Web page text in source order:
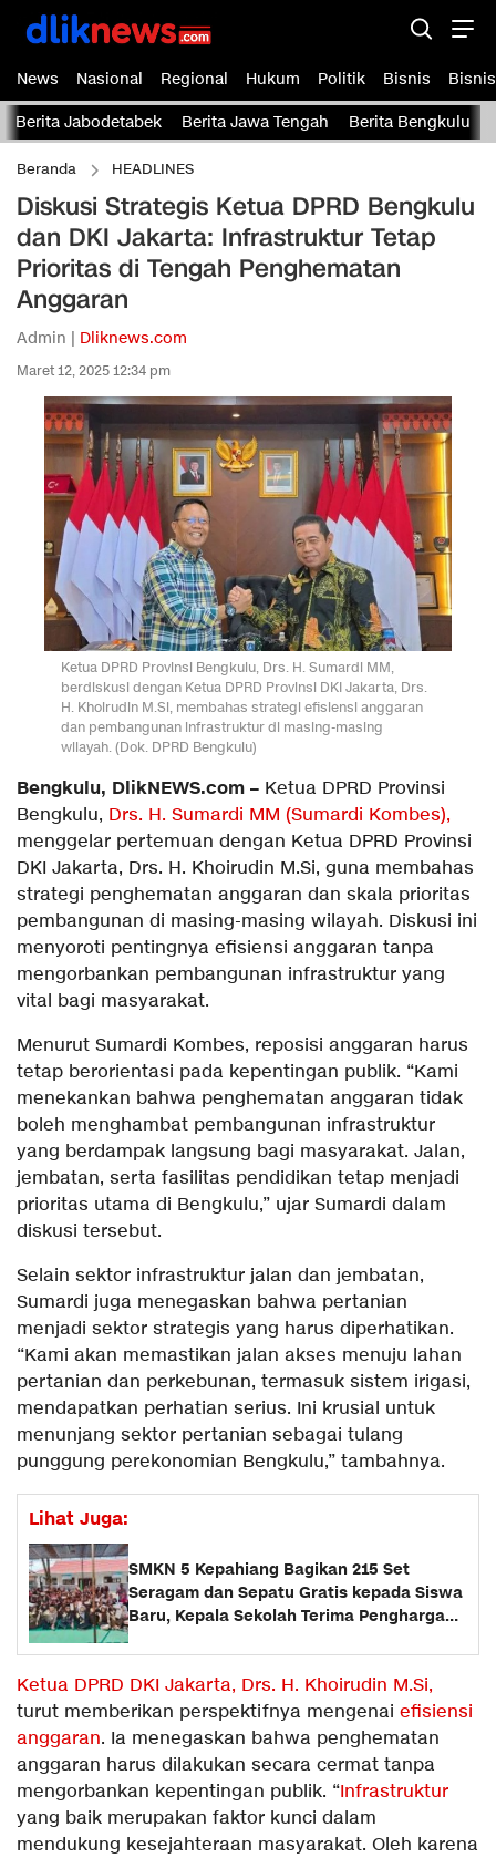
News Nasional Regional Hukum Politik Bisnis Bisnis
Berita Jabodetabek Berita Jawa Tengah Berita Bengkulu
Beranda HEADLINES
Diskusi Strategis Ketua DPRD Bengkulu
dan DKI Jakarta: Infrastruktur Tetap
Prioritas di Tengah Penghematan
Anggaran
Admin | Dliknews.com
Maret 12, 2025 12:34 pm
Ketua DPRD Provinsi Bengkulu, Drs. H. Sumardi MM,
berdiskusi dengan Ketua DPRD Provinsi DKI Jakarta, Drs.
H. Khoirudin M.Si, membahas strategi efisiensi anggaran
dan pembangunan infrastruktur di masing-masing
wilayah. (Dok. DPRD Bengkulu)
Bengkulu, DlikNEWS.com – Ketua DPRD Provinsi
Bengkulu, Drs. H. Sumardi MM (Sumardi Kombes),
menggelar pertemuan dengan Ketua DPRD Provinsi
DKI Jakarta, Drs. H. Khoirudin M.Si, guna membahas
strategi penghematan anggaran dan skala prioritas
pembangunan di masing-masing wilayah. Diskusi ini
menyoroti pentingnya efisiensi anggaran tanpa
mengorbankan pembangunan infrastruktur yang
vital bagi masyarakat.
Menurut Sumardi Kombes, reposisi anggaran harus
tetap berorientasi pada kepentingan publik. “Kami
menekankan bahwa penghematan anggaran tidak
boleh menghambat pembangunan infrastruktur
yang berdampak langsung bagi masyarakat. Jalan,
jembatan, serta fasilitas pendidikan tetap menjadi
prioritas utama di Bengkulu,” ujar Sumardi dalam
diskusi tersebut.
Selain sektor infrastruktur jalan dan jembatan,
Sumardi juga menegaskan bahwa pertanian
menjadi sektor strategis yang harus diperhatikan.
“Kami akan memastikan jalan akses menuju lahan
pertanian dan perkebunan, termasuk sistem irigasi,
mendapatkan perhatian serius. Ini krusial untuk
menunjang sektor pertanian sebagai tulang
punggung perekonomian Bengkulu,” tambahnya.
Lihat Juga:
SMKN 5 Kepahiang Bagikan 215 Set
Seragam dan Sepatu Gratis kepada Siswa
Baru, Kepala Sekolah Terima Penghargaan
Ketua DPRD DKI Jakarta, Drs. H. Khoirudin M.Si,
turut memberikan perspektifnya mengenai efisiensi
anggaran. Ia menegaskan bahwa penghematan
anggaran harus dilakukan secara cermat tanpa
mengorbankan kepentingan publik. “Infrastruktur
yang baik merupakan faktor kunci dalam
mendukung kesejahteraan masyarakat. Oleh karena